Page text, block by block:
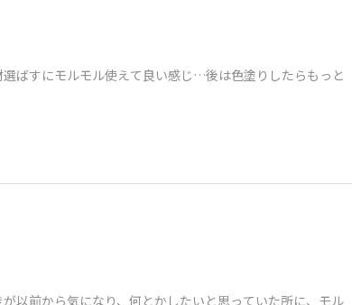
ばすにモルモル使えて良い感じ…後は色塗りしたらもっと
以前から気になり、何とかしたいと思っていた所に、モル